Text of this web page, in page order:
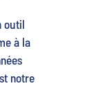
outil
à la
notre